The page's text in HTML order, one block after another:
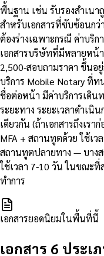
พื้นฐาน เช่น รับรองสำเนา
สำหรับเอกสารที่ซับซ้อนก
ต้องร่างเฉพาะกรณี ค่าบริ
เอกสารบริษัทที่มีหลายหน้
2,500-สอบถามราคา ขึ้นอ
บริการ Mobile Notary ที่ท
ชื่อต่อหน้า มีค่าบริการเดิน
ระยะทาง ระยะเวลาดำเนิ
เดียวกัน (ถ้าเอกสารถึงเร
MFA + สถานทูตด้วย ใช้เว
สถานทูตปลายทาง — บาง
ใช้เวลา 7-10 วัน ในขณะ
ทำการ
เอกสารยอดนิยมในพื้นที่นี้
เอกสาร 6 ประ